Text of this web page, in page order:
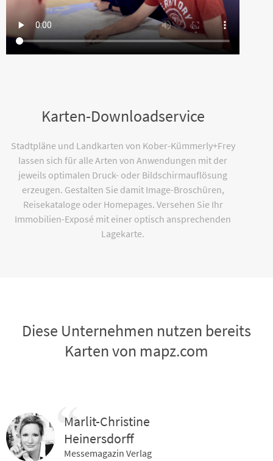
Karten-Downloadservice
Stadtpläne und Landkarten von Kober-Kümmerly+Frey
lassen sich für alle Arten von Anwendungen mit der
jeweils optimalen Druck- oder Bildschirmauflösung
erzeugen. Gestalten Sie damit Image-Broschüren,
Reisekataloge oder Homepages. Versehen Sie Ihr
Immobilien-Exposé mit einer optisch ansprechenden
Lagekarte.
Diese Unternehmen nutzen bereits
Karten von mapz.com
Marlit-Christine
Heinersdorff
Messemagazin Verlag